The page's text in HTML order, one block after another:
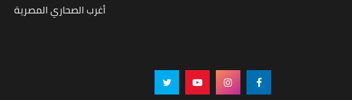
أغرب الصحاري المصرية